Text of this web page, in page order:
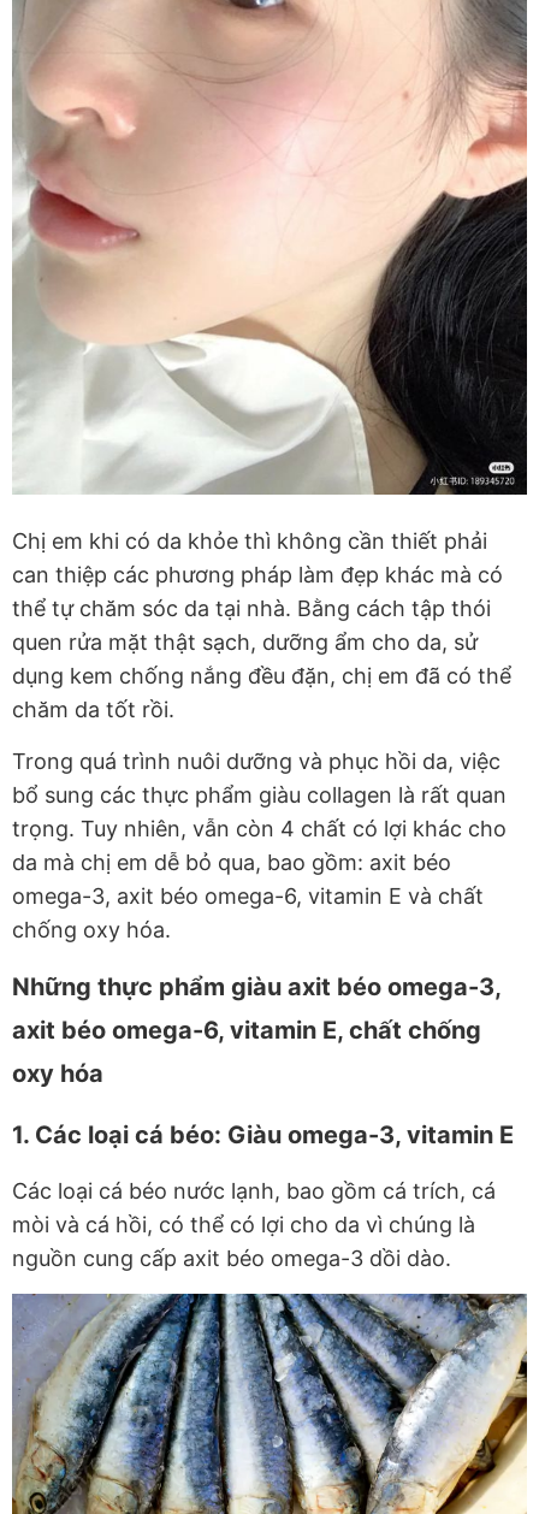
Chị em khi có da khỏe thì không cần thiết phải
can thiệp các phương pháp làm đẹp khác mà có
thể tự chăm sóc da tại nhà. Bằng cách tập thói
quen rửa mặt thật sạch, dưỡng ẩm cho da, sử
dụng kem chống nắng đều đặn, chị em đã có thể
chăm da tốt rồi.
Trong quá trình nuôi dưỡng và phục hồi da, việc
bổ sung các thực phẩm giàu collagen là rất quan
trọng. Tuy nhiên, vẫn còn 4 chất có lợi khác cho
da mà chị em dễ bỏ qua, bao gồm: axit béo
omega-3, axit béo omega-6, vitamin E và chất
chống oxy hóa.
Những thực phẩm giàu axit béo omega-3,
axit béo omega-6, vitamin E, chất chống
oxy hóa
1. Các loại cá béo: Giàu omega-3, vitamin E
Các loại cá béo nước lạnh, bao gồm cá trích, cá
mòi và cá hồi, có thể có lợi cho da vì chúng là
nguồn cung cấp axit béo omega-3 dồi dào.